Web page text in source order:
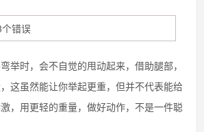
时，会不自觉的甩动起来，借助腿部，
这虽然能让你举起更重，但并不代表能给
，用更轻的重量，做好动作，不是一件聪